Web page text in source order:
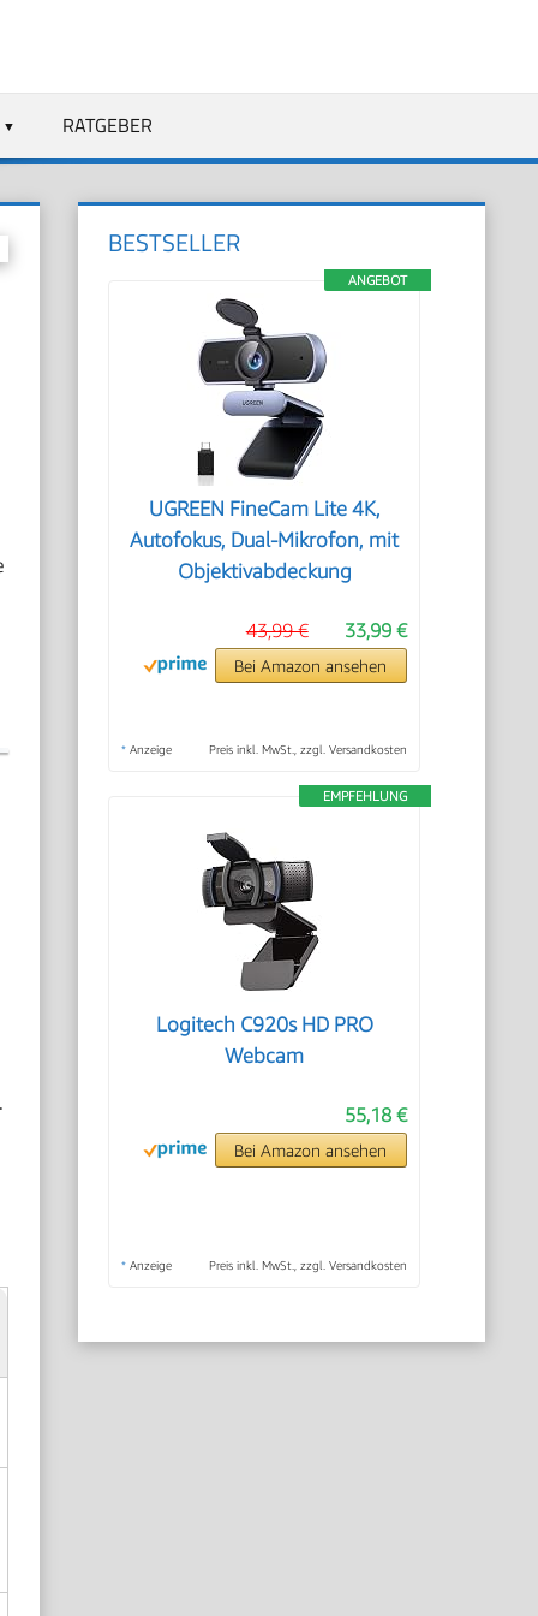
RATGEBER
BESTSELLER
ANGEBOT
UGREEN FineCam Lite 4K,
Autofokus, Dual-Mikrofon, mit
Objektivabdeckung
33,99 €
43,99 €
Bei Amazon ansehen
* Anzeige Preis inkl. MwSt., zzgl. Versandkosten
EMPFEHLUNG
Logitech C920s HD PRO
Webcam
55,18 €
Bei Amazon ansehen
* Anzeige Preis inkl. MwSt., zzgl. Versandkosten